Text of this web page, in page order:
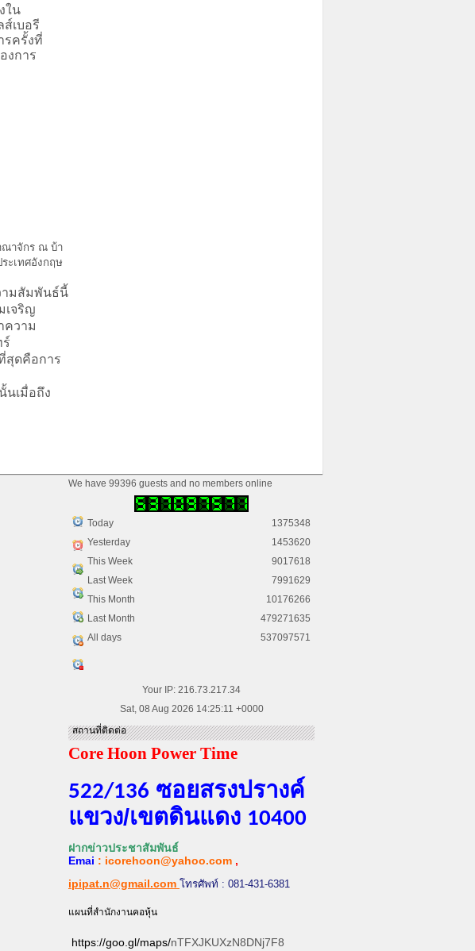
ณาจักร ณ บ้า
ะเทศอังกฤษ
ามสัมพันธ์นี้
เจริญ
ความ
สุดคือการ
นเมื่อถึง
We have 99396 guests and no members online
Today
Yesterday
This Week
Last Week
This Month
Last Month
All days
1375348
1453620
9017618
7991629
10176266
479271635
537097571
Your IP: 216.73.217.34
Sat, 08 Aug 2026 14:25:11 +0000
สถานที่ติดต่อ
Core Hoon Power Time
522/136 ซอยสรงปรางค์
แขวง​/เขต​ดินแดง​ 10400
ฝากข่าวประชาสัมพันธ์
Emai : icorehoon@yahoo.com ,
ipipat.n@gmail.com โทรศัพท์ : 081-431-6381
แผนที่สำนักงานคอหุ้น
https://goo.gl/maps/nTFXJKUXzN8DNj7F8